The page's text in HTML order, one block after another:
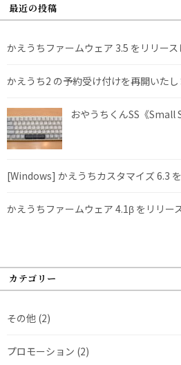
最近の投稿
かえうちファームウェア 3.5 をリリー
かえうち2 の予約受け付けを再開いたし
おやうちくんSS《Small
[Windows] かえうちカスタマイズ 6.3
かえうちファームウェア 4.1β をリリー
カテゴリー
その他 (2)
プロモーション (2)